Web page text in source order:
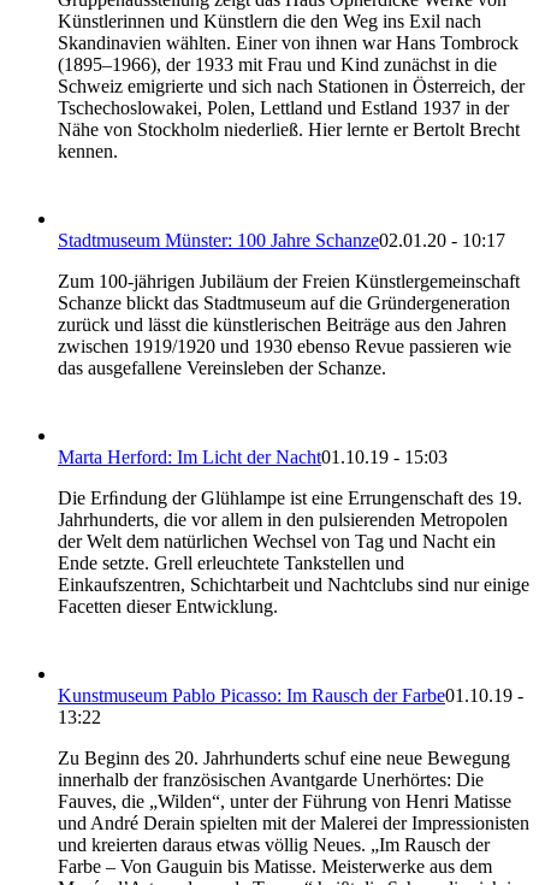
Künstlerinnen und Künstlern die den Weg ins Exil nach
Skandinavien wählten. Einer von ihnen war Hans Tombrock
(1895–1966), der 1933 mit Frau und Kind zunächst in die
Schweiz emigrierte und sich nach Stationen in Österreich, der
Tschechoslowakei, Polen, Lettland und Estland 1937 in der
Nähe von Stockholm niederließ. Hier lernte er Bertolt Brecht
kennen.
Stadtmuseum Münster: 100 Jahre Schanze02.01.20 - 10:17
Zum 100-jährigen Jubiläum der Freien Künstlergemeinschaft
Schanze blickt das Stadtmuseum auf die Gründergeneration
zurück und lässt die künstlerischen Beiträge aus den Jahren
zwischen 1919/1920 und 1930 ebenso Revue passieren wie
das ausgefallene Vereinsleben der Schanze.
Marta Herford: Im Licht der Nacht01.10.19 - 15:03
Die Erﬁndung der Glühlampe ist eine Errungenschaft des 19.
Jahrhunderts, die vor allem in den pulsierenden Metropolen
der Welt dem natürlichen Wechsel von Tag und Nacht ein
Ende setzte. Grell erleuchtete Tankstellen und
Einkaufszentren, Schichtarbeit und Nachtclubs sind nur einige
Facetten dieser Entwicklung.
Kunstmuseum Pablo Picasso: Im Rausch der Farbe01.10.19 -
13:22
Zu Beginn des 20. Jahrhunderts schuf eine neue Bewegung
innerhalb der französischen Avantgarde Unerhörtes: Die
Fauves, die „Wilden“, unter der Führung von Henri Matisse
und André Derain spielten mit der Malerei der Impressionisten
und kreierten daraus etwas völlig Neues. „Im Rausch der
Farbe – Von Gauguin bis Matisse. Meisterwerke aus dem